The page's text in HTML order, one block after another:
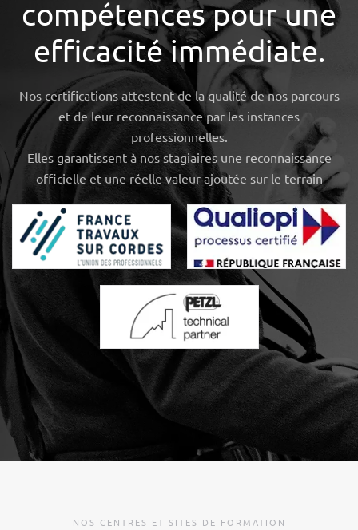
compétences pour une
efficacité immédiate.
Nos certifications attestent de la qualité de nos parcours
et de leur reconnaissance par les instances
professionnelles.
Elles garantissent à nos stagiaires une reconnaissance
officielle et une réelle valeur ajoutée sur le terrain
NOS CENTRES ET SITES DE FORMATION